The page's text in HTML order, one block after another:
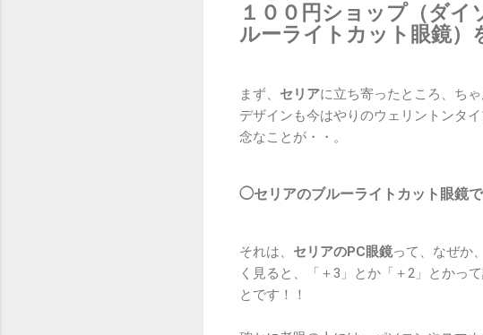
１００円ショップ（ダ
ルーライトカット眼鏡）
まず、 セリアに立ち寄ったところ、ち
デザインも今はやりのウェリントンタ
念なことが・・。
◯セリアのブルーライトカット眼鏡
それは、 セリアのPC眼鏡って、なぜか、
く見ると、「＋3」とか「＋2」とかっ
とです！！